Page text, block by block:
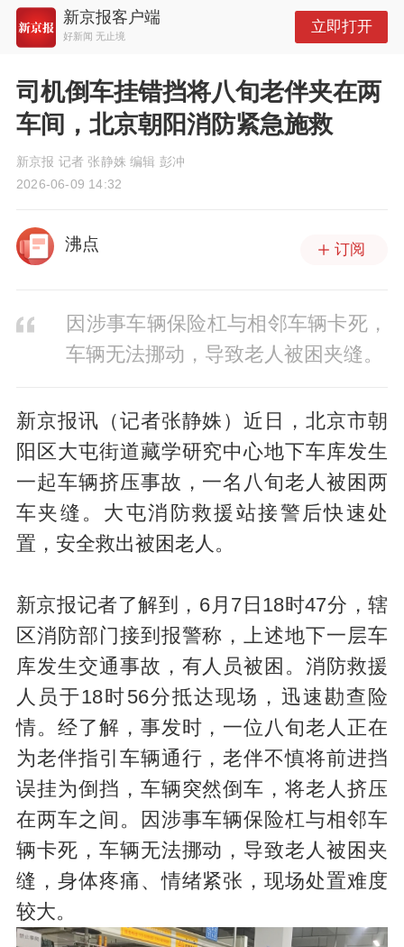
新京报客户端
好新闻 无止境
立即打开
司机倒车挂错挡将八旬老伴夹在两
车间，北京朝阳消防紧急施救
新京报 记者 张静姝 编辑 彭冲
2026-06-09 14:32
沸点 订阅
因涉事车辆保险杠与相邻车辆卡死，
车辆无法挪动，导致老人被困夹缝。
新京报讯（记者张静姝）近日，北京市朝
阳区大屯街道藏学研究中心地下车库发生
一起车辆挤压事故，一名八旬老人被困两
车夹缝。大屯消防救援站接警后快速处
置，安全救出被困老人。
新京报记者了解到，6月7日18时47分，辖
区消防部门接到报警称，上述地下一层车
库发生交通事故，有人员被困。消防救援
人员于18时56分抵达现场，迅速勘查险
情。经了解，事发时，一位八旬老人正在
为老伴指引车辆通行，老伴不慎将前进挡
误挂为倒挡，车辆突然倒车，将老人挤压
在两车之间。因涉事车辆保险杠与相邻车
辆卡死，车辆无法挪动，导致老人被困夹
缝，身体疼痛、情绪紧张，现场处置难度
较大。